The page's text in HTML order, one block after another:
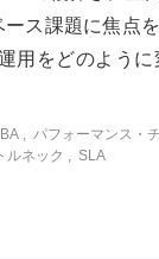
ス課題に焦点
用をどのよう
, パフォーマンス・
ルネック , SLA